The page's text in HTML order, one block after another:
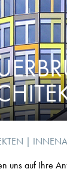
|
uns auf Ihre